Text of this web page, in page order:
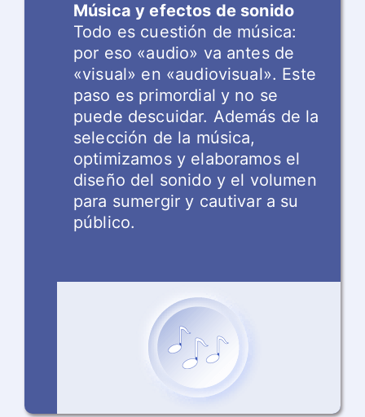
Música y efectos de sonido
Todo es cuestión de música:
por eso «audio» va antes de
«visual» en «audiovisual». Este
paso es primordial y no se
puede descuidar. Además de la
selección de la música,
optimizamos y elaboramos el
diseño del sonido y el volumen
para sumergir y cautivar a su
público.